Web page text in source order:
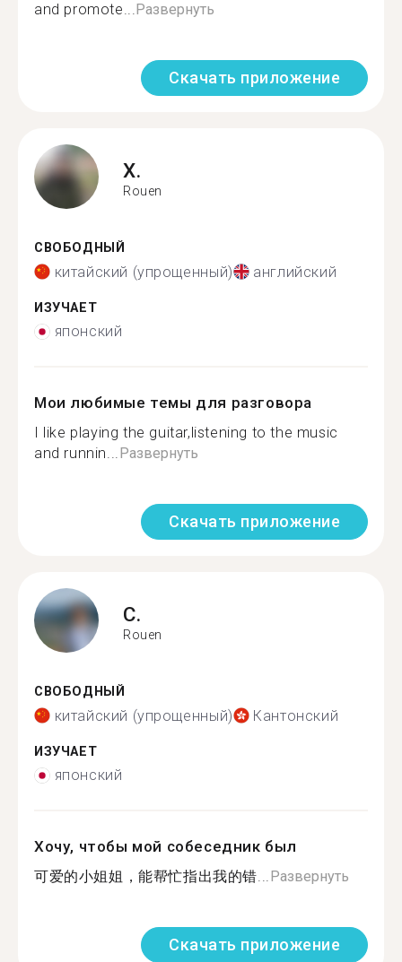
and promote...Развернуть
Скачать приложение
X.
Rouen
СВОБОДНЫЙ
китайский (упрощенный) английский
ИЗУЧАЕТ
японский
Мои любимые темы для разговора
I like playing the guitar,listening to the music
and runnin...Развернуть
Скачать приложение
C.
Rouen
СВОБОДНЫЙ
китайский (упрощенный) Кантонский
ИЗУЧАЕТ
японский
Хочу, чтобы мой собеседник был
可爱的小姐姐，能帮忙指出我的错...Развернуть
Скачать приложение